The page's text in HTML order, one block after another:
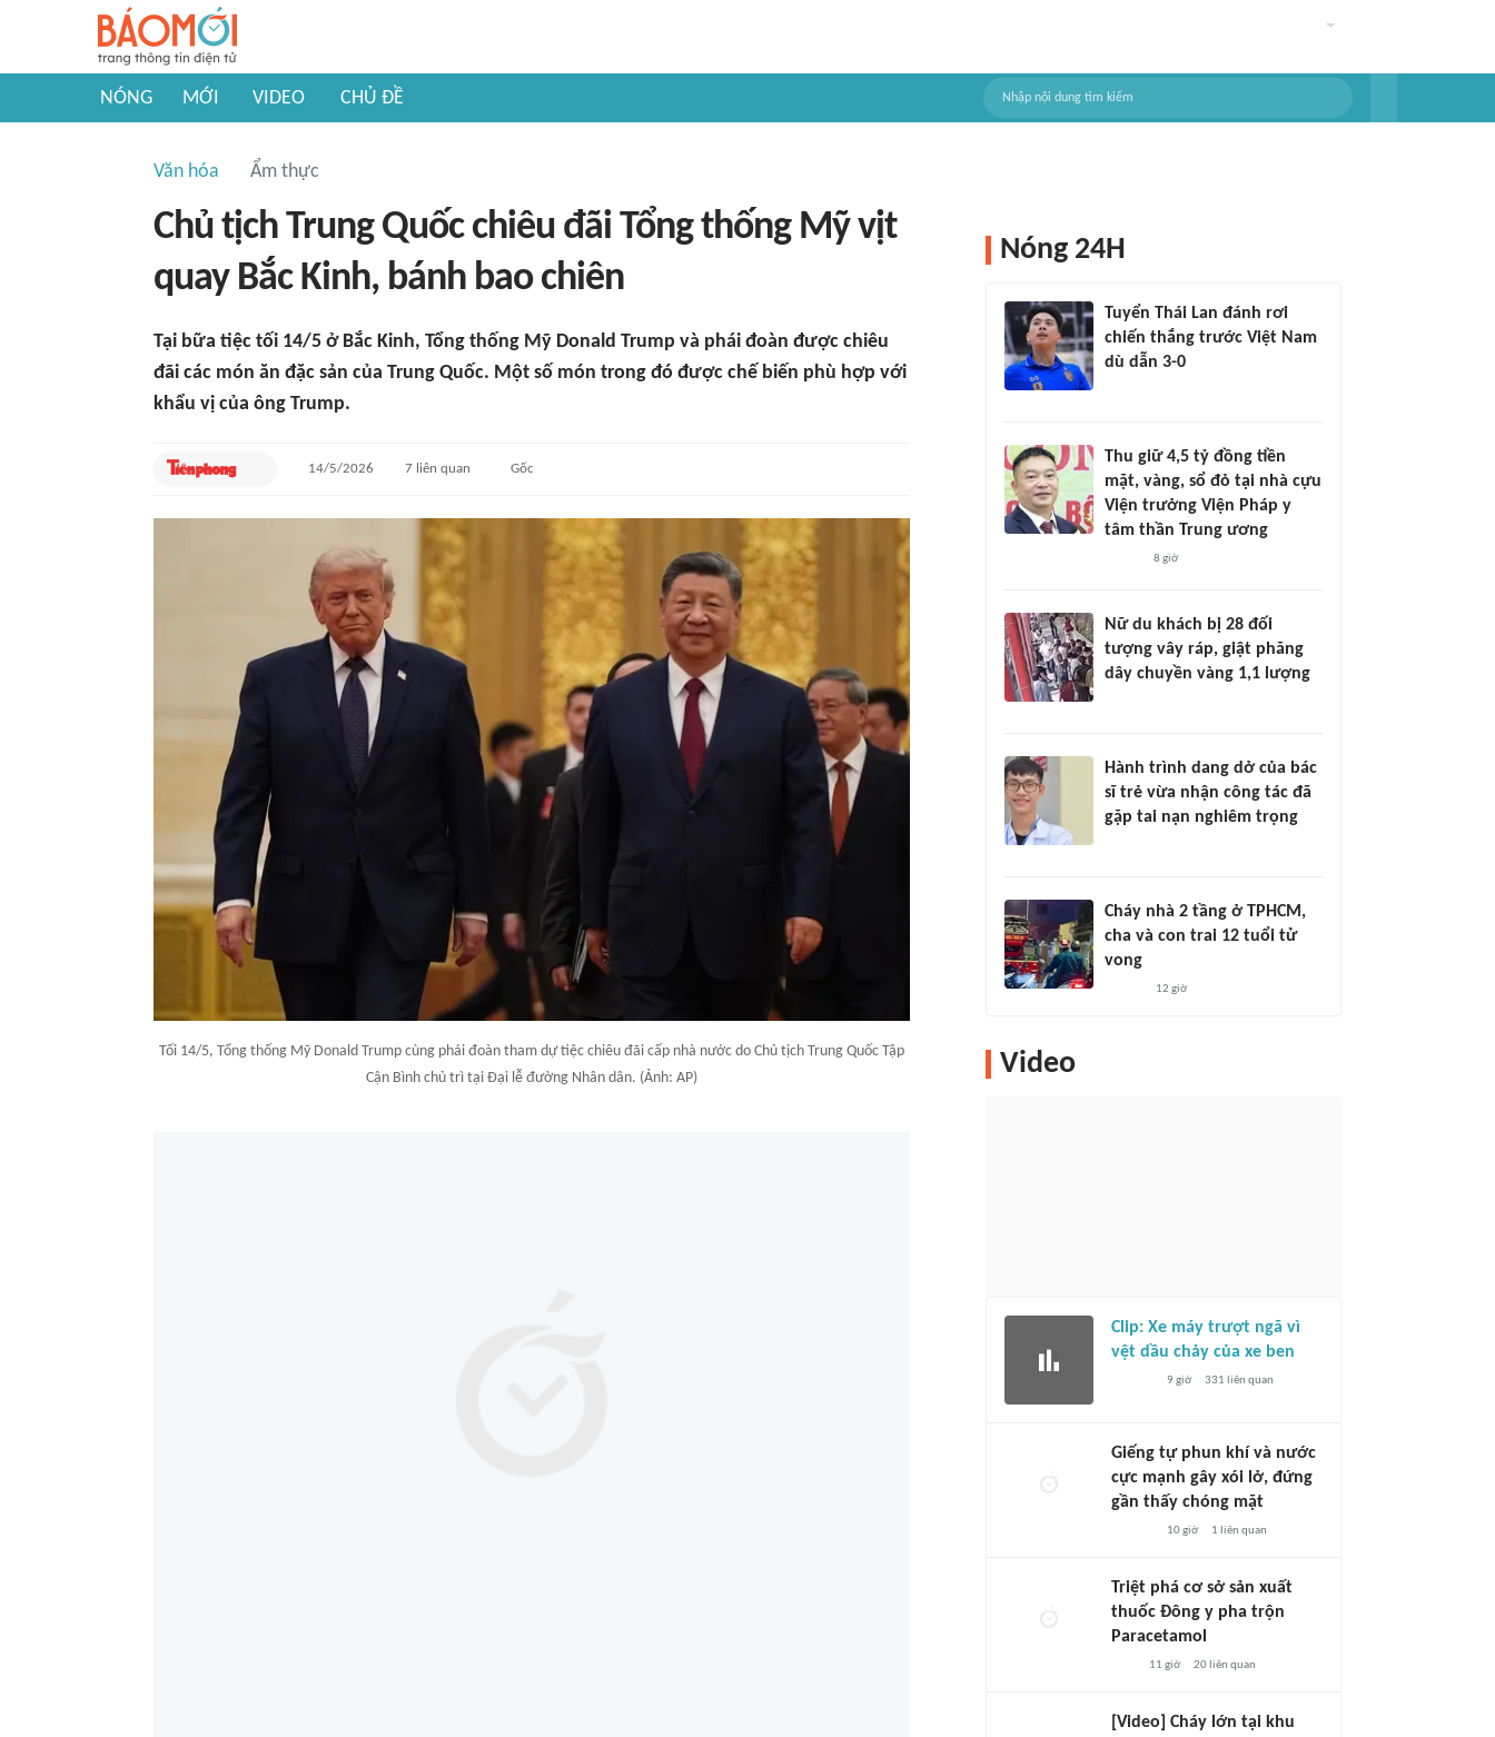
NÓNG MỚI VIDEO CHỦ ĐỀ
Văn hóa Ẩm thực
Chủ tịch Trung Quốc chiêu đãi Tổng thống Mỹ vịt
quay Bắc Kinh, bánh bao chiên
Tại bữa tiệc tối 14/5 ở Bắc Kinh, Tổng thống Mỹ Donald Trump và phái đoàn được chiêu
đãi các món ăn đặc sản của Trung Quốc. Một số món trong đó được chế biến phù hợp với
khẩu vị của ông Trump.
14/5/2026 7 liên quan Gốc
Tối 14/5, Tổng thống Mỹ Donald Trump cùng phái đoàn tham dự tiệc chiêu đãi cấp nhà nước do Chủ tịch Trung Quốc Tập
Cận Bình chủ trì tại Đại lễ đường Nhân dân. (Ảnh: AP)
Nóng 24H
Tuyển Thái Lan đánh rơi
chiến thắng trước Việt Nam
dù dẫn 3-0
Thu giữ 4,5 tỷ đồng tiền
mặt, vàng, sổ đỏ tại nhà cựu
Viện trưởng Viện Pháp y
tâm thần Trung ương
8 giờ
Nữ du khách bị 28 đối
tượng vây ráp, giật phăng
dây chuyền vàng 1,1 lượng
Hành trình dang dở của bác
sĩ trẻ vừa nhận công tác đã
gặp tai nạn nghiêm trọng
Cháy nhà 2 tầng ở TPHCM,
cha và con trai 12 tuổi tử
vong
12 giờ
Video
Clip: Xe máy trượt ngã vì
vệt dầu chảy của xe ben
9 giờ 331 liên quan
Giếng tự phun khí và nước
cực mạnh gây xói lở, đứng
gần thấy chóng mặt
10 giờ 1 liên quan
Triệt phá cơ sở sản xuất
thuốc Đông y pha trộn
Paracetamol
11 giờ 20liên quan
[Video] Cháy lớn tại khu